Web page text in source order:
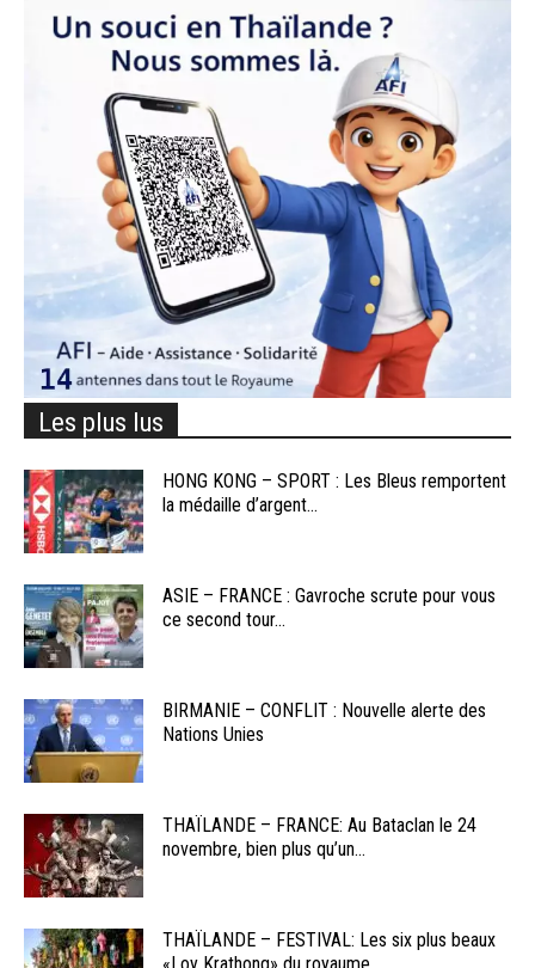
Les plus lus
HONG KONG – SPORT : Les Bleus remportent
la médaille d’argent...
ASIE – FRANCE : Gavroche scrute pour vous
ce second tour...
BIRMANIE – CONFLIT : Nouvelle alerte des
Nations Unies
THAÏLANDE – FRANCE: Au Bataclan le 24
novembre, bien plus qu’un...
THAÏLANDE – FESTIVAL: Les six plus beaux